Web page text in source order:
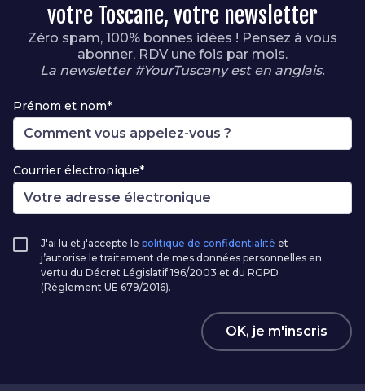
votre Toscane, votre newsletter
Zéro spam, 100% bonnes idées ! Pensez à vous
abonner, RDV une fois par mois.
La newsletter #YourTuscany est en anglais.
Prénom et nom*
Courrier électronique*
J'ai lu et j'accepte le politique de confidentialité et
j’autorise le traitement de mes données personnelles en
vertu du Décret Législatif 196/2003 et du RGPD
(Règlement UE 679/2016).
OK, je m'inscris